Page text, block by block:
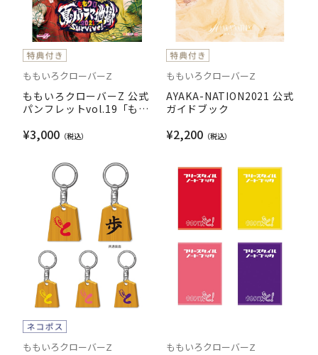
ももいろクローバーZ
ももいろクローバーZ 公式
パンフレットvol.19「もも
2021～Survive!～」
¥3,000
ももいろクローバーZ
AYAKA-NATION2021 公式
ガイドブック
¥2,200
ももいろクローバーZ ももいろクローバーZ